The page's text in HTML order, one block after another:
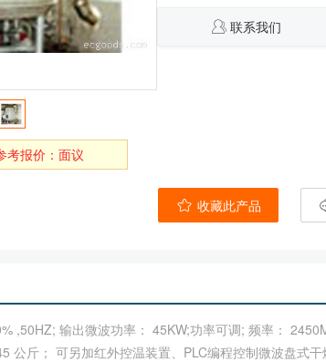
考报价：面议
联系我们
收藏此产品
,50HZ; 输出微波功率： 45KW;功率可调; 频率：
公斤； 可另加红外控温装置、PLC编程控制微波盘式